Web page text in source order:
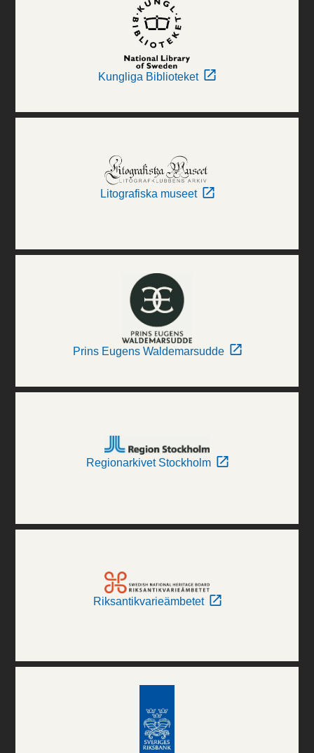
Kungliga Biblioteket
Litografiska museet
Prins Eugens Waldemarsudde
Regionarkivet Stockholm
Riksantikvarieämbetet